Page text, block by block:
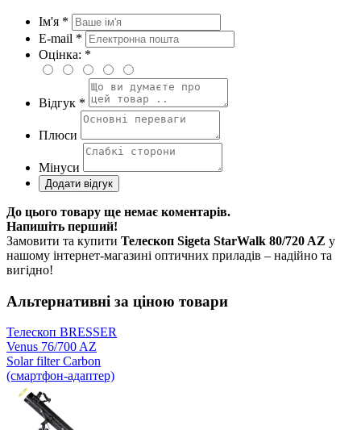
Ім'я *
E-mail *
Оцінка: *
Відгук *
Плюси
Мінуси
До цього товару ще немає коментарів.
Напишіть перший!
Замовити та купити Телескоп Sigeta StarWalk 80/720 AZ у
нашому інтернет-магазині оптичних приладів – надійно та
вигідно!
Альтернативні за ціною товари
Телескоп BRESSER
Venus 76/700 AZ
Solar filter Carbon
(смартфон-адаптер)